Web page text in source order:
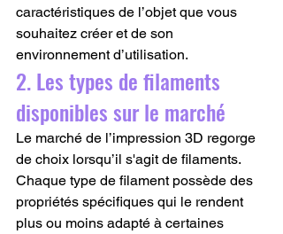
caractéristiques de l’objet que vous
souhaitez créer et de son
environnement d’utilisation.
2. Les types de filaments
disponibles sur le marché
Le marché de l’impression 3D regorge
de choix lorsqu’il s'agit de filaments.
Chaque type de filament possède des
propriétés spécifiques qui le rendent
plus ou moins adapté à certaines